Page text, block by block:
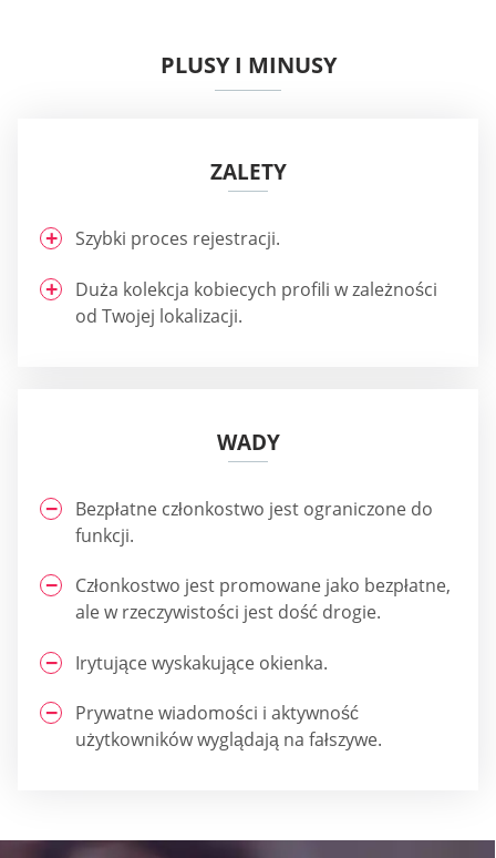
PLUSY I MINUSY
ZALETY
Szybki proces rejestracji.
Duża kolekcja kobiecych profili w zależności
od Twojej lokalizacji.
WADY
Bezpłatne członkostwo jest ograniczone do
funkcji.
Członkostwo jest promowane jako bezpłatne,
ale w rzeczywistości jest dość drogie.
Irytujące wyskakujące okienka.
Prywatne wiadomości i aktywność
użytkowników wyglądają na fałszywe.